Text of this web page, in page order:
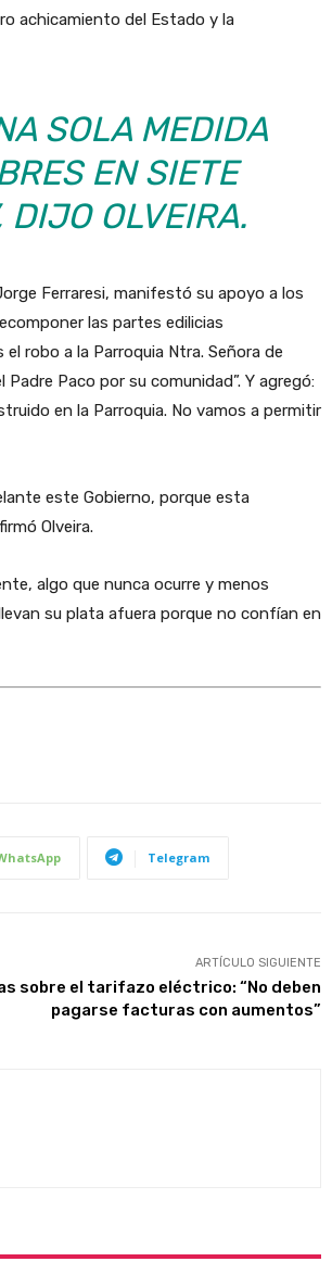
achicamiento del Estado y la
SOLA MEDIDA
EN SIETE
DIJO OLVEIRA.
Ferraresi, manifestó su apoyo a los
las partes edilicias
robo a la Parroquia Ntra. Señora de
Paco por su comunidad”. Y agregó:
en la Parroquia. No vamos a permitir
este Gobierno, porque esta
Olveira.
algo que nunca ocurre y menos
su plata afuera porque no confían en
Telegram
ARTÍCULO SIGUIENTE
sobre el tarifazo eléctrico: “No deben
pagarse facturas con aumentos”